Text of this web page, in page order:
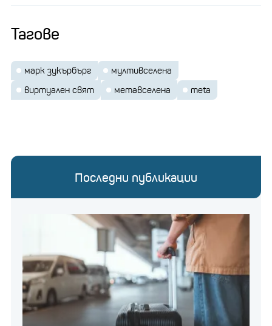
Тагове
марк зукърбърг
мултивселена
виртуален свят
метавселена meta
Последни публикации